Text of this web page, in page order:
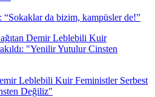
da bizim, kampüsler de!”
Leblebili Kuir Feministler Serbest
Değiliz"